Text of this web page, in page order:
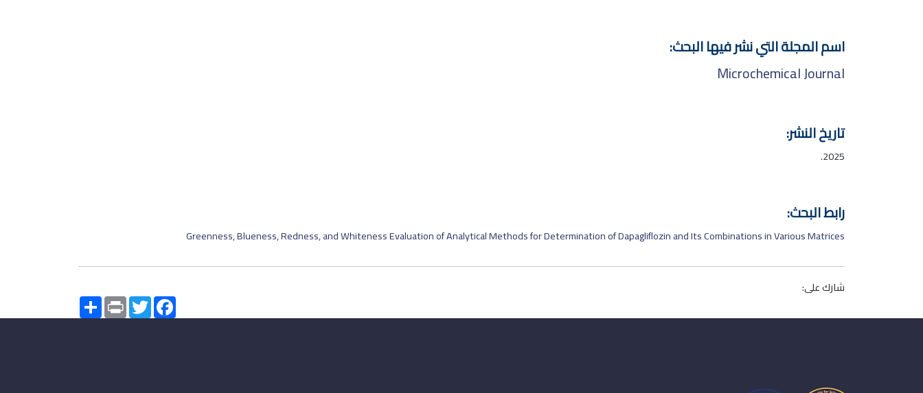
اسم المجلة التي نشر فيها البحث:
Microchemical Journal
تاريخ النشر:
2025.
رابط البحث:
Greenness, Blueness, Redness, and Whiteness Evaluation of Analytical Methods for Determination of Dapagliflozin and Its Combinations in Various Matrices
شارك على:
Share PrintTwitterFacebook